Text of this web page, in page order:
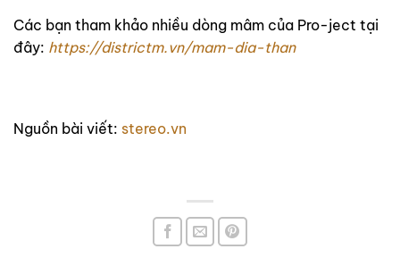
Các bạn tham khảo nhiều dòng mâm của Pro-ject tại
đây: https://districtm.vn/mam-dia-than
Nguồn bài viết: stereo.vn